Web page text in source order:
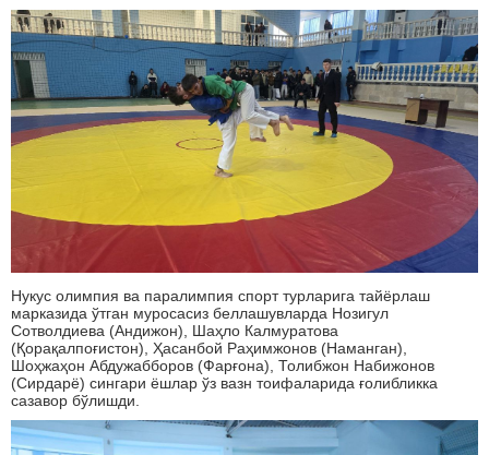
Нукус олимпия ва паралимпия спорт турларига тайёрлаш
марказида ўтган муросасиз беллашувларда Нозигул
Сотволдиева (Андижон), Шаҳло Калмуратова
(Қорақалпоғистон), Ҳасанбой Раҳимжонов (Наманган),
Шоҳжаҳон Абдужабборов (Фарғона), Толибжон Набижонов
(Сирдарё) сингари ёшлар ўз вазн тоифаларида ғолибликка
сазавор бўлишди.